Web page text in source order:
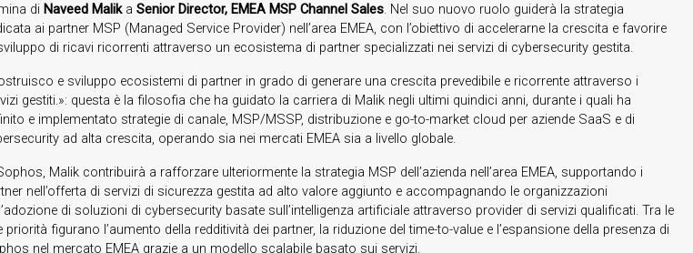
di Naveed Malika Senior Director, EMEA MSP Channel Sales. Nel suo nuovo ruolo guiderà la strategia
ai partner MSP (Managed Service Provider) nell’area EMEA, con l’obiettivo di accelerarne la crescita e favorire
di ricavi ricorrenti attraverso un ecosistema di partner specializzati nei servizi di cybersecurity gestita.
e sviluppo ecosistemi di partner in grado di generare una crescita prevedibile e ricorrente attraverso i
gestiti.»: questa è la filosofia che ha guidato la carriera di Malik negli ultimi quindici anni, durante i quali ha
e implementato strategie di canale, MSP/MSSP, distribuzione e go-to-market cloud per aziende SaaS e di
ad alta crescita, operando sia nei mercati EMEA sia a livello globale.
Malik contribuirà a rafforzare ulteriormente la strategia MSP dell’azienda nell’area EMEA, supportando i
nell’offerta di servizi di sicurezza gestita ad alto valore aggiunto e accompagnando le organizzazioni
di soluzioni di cybersecurity basate sull’intelligenza artificiale attraverso provider di servizi qualificati. Tra le
priorità figurano l’aumento della redditività dei partner, la riduzione del time-to-value e l’espansione della presenza di
nel mercato EMEA grazie a un modello scalabile basato sui servizi.